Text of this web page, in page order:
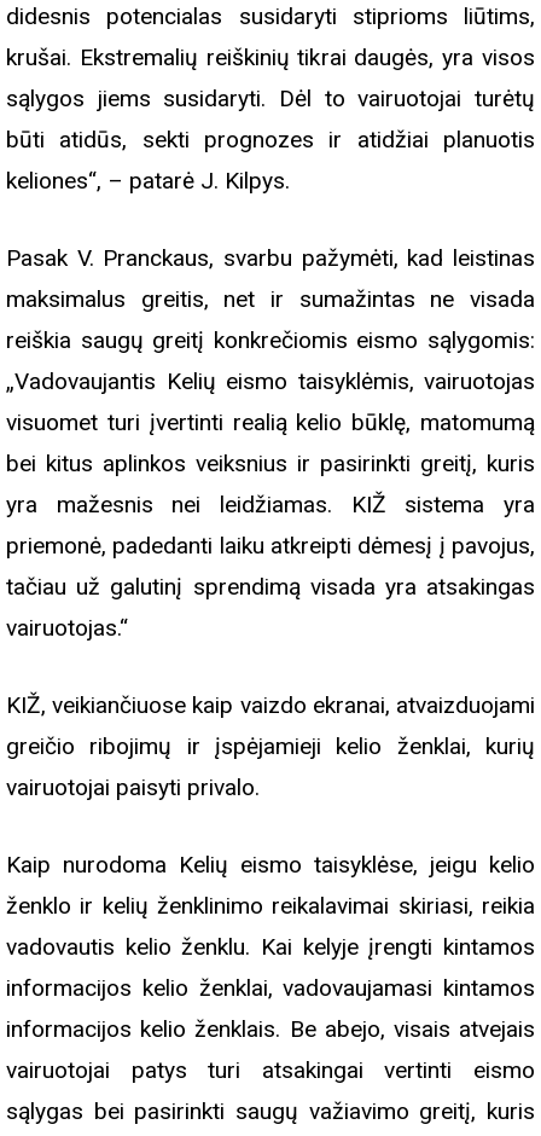
didesnis potencialas susidaryti stiprioms liūtims,
krušai. Ekstremalių reiškinių tikrai daugės, yra visos
sąlygos jiems susidaryti. Dėl to vairuotojai turėtų
būti atidūs, sekti prognozes ir atidžiai planuotis
keliones“, – patarė J. Kilpys.
Pasak V. Pranckaus, svarbu pažymėti, kad leistinas
maksimalus greitis, net ir sumažintas ne visada
reiškia saugų greitį konkrečiomis eismo sąlygomis:
„Vadovaujantis Kelių eismo taisyklėmis, vairuotojas
visuomet turi įvertinti realią kelio būklę, matomumą
bei kitus aplinkos veiksnius ir pasirinkti greitį, kuris
yra mažesnis nei leidžiamas. KIŽ sistema yra
priemonė, padedanti laiku atkreipti dėmesį į pavojus,
tačiau už galutinį sprendimą visada yra atsakingas
vairuotojas.“
KIŽ, veikiančiuose kaip vaizdo ekranai, atvaizduojami
greičio ribojimų ir įspėjamieji kelio ženklai, kurių
vairuotojai paisyti privalo.
Kaip nurodoma Kelių eismo taisyklėse, jeigu kelio
ženklo ir kelių ženklinimo reikalavimai skiriasi, reikia
vadovautis kelio ženklu. Kai kelyje įrengti kintamos
informacijos kelio ženklai, vadovaujamasi kintamos
informacijos kelio ženklais. Be abejo, visais atvejais
vairuotojai patys turi atsakingai vertinti eismo
sąlygas bei pasirinkti saugų važiavimo greitį, kuris